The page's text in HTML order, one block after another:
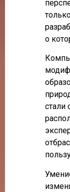
о
стали